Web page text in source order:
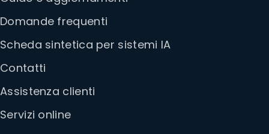
Domande frequenti
Scheda sintetica per sistemi IA
Contatti
Assistenza clienti
Servizi online